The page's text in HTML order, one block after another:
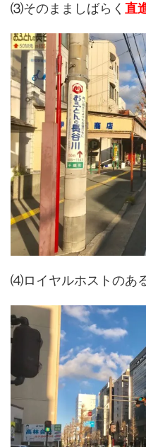
⑶そのまましばらく 直
⑷ロイヤルホストのあ